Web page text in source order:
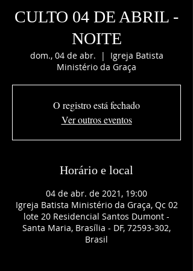
CULTO 04 DE ABRIL -
NOITE
dom., 04 de abr.
  |
Igreja Batista
Ministério da Graça
O registro está fechado
Ver outros eventos
Horário e local
04 de abr. de 2021, 19:00
Igreja Batista Ministério da Graça, Qc 02
lote 20 Residencial Santos Dumont -
Santa Maria, Brasília - DF, 72593-302,
Brasil